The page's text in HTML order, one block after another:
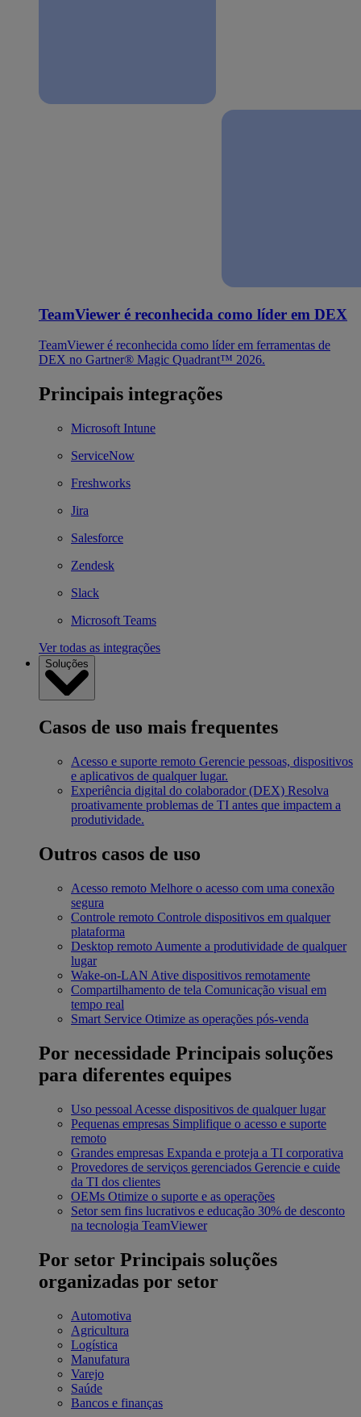
TeamViewer é reconhecida como líder em DEX
TeamViewer é reconhecida como líder em ferramentas de
DEX no Gartner® Magic Quadrant™ 2026.
Principais integrações
Microsoft Intune
ServiceNow
Freshworks
Jira
Salesforce
Zendesk
Slack
Microsoft Teams
Ver todas as integrações
Soluções
Casos de uso mais frequentes
Acesso e suporte remoto Gerencie pessoas, dispositivos
e aplicativos de qualquer lugar.
Experiência digital do colaborador (DEX) Resolva
proativamente problemas de TI antes que impactem a
produtividade.
Outros casos de uso
Acesso remoto Melhore o acesso com uma conexão
segura
Controle remoto Controle dispositivos em qualquer
plataforma
Desktop remoto Aumente a produtividade de qualquer
lugar
Wake-on-LAN Ative dispositivos remotamente
Compartilhamento de tela Comunicação visual em
tempo real
Smart Service Otimize as operações pós-venda
Por necessidade Principais soluções
para diferentes equipes
Uso pessoal Acesse dispositivos de qualquer lugar
Pequenas empresas Simplifique o acesso e suporte
remoto
Grandes empresas Expanda e proteja a TI corporativa
Provedores de serviços gerenciados Gerencie e cuide
da TI dos clientes
OEMs Otimize o suporte e as operações
Setor sem fins lucrativos e educação 30% de desconto
na tecnologia TeamViewer
Por setor Principais soluções
organizadas por setor
Automotiva
Agricultura
Logística
Manufatura
Varejo
Saúde
Bancos e finanças